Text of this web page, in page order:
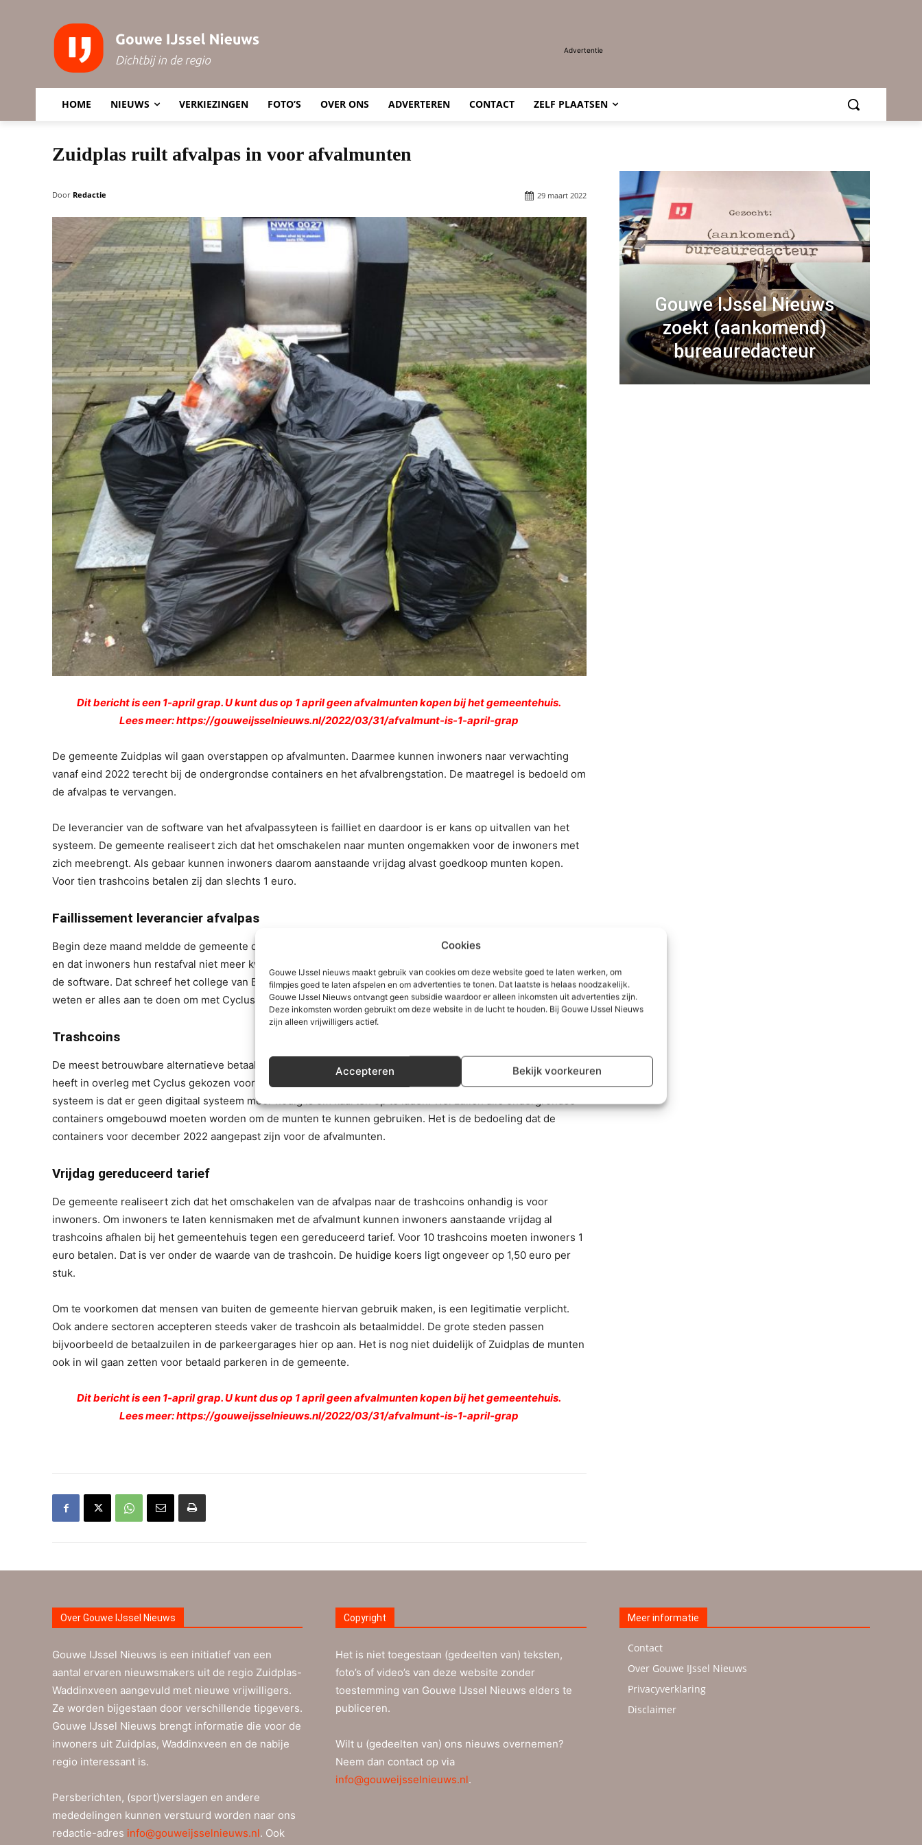
Cookies
Gouwe IJssel nieuws maakt gebruik van cookies om deze website goed te laten werken, om
filmpjes goed te laten afspelen en om advertenties te tonen. Dat laatste is helaas noodzakelijk.
Gouwe IJssel Nieuws ontvangt geen subsidie waardoor er alleen inkomsten uit advertenties zijn.
Deze inkomsten worden gebruikt om deze website in de lucht te houden. Bij Gouwe IJssel Nieuws
zijn alleen vrijwilligers actief.
Accepteren Bekijk voorkeuren
Advertentie
HOME NIEUWS VERKIEZINGEN FOTO’S OVER ONS ADVERTEREN CONTACT ZELF PLAATSEN
Zuidplas ruilt afvalpas in voor afvalmunten
Door Redactie 29 maart 2022
Dit bericht is een 1-april grap. U kunt dus op 1 april geen afvalmunten kopen bij het gemeentehuis.
Lees meer:https://gouweijsselnieuws.nl/2022/03/31/afvalmunt-is-1-april-grap
De gemeente Zuidplas wil gaan overstappen op afvalmunten. Daarmee kunnen inwoners naar verwachting
vanaf eind 2022 terecht bij de ondergrondse containers en het afvalbrengstation. De maatregel is bedoeld om
de afvalpas te vervangen.
De leverancier van de software van het afvalpassyteen is failliet en daardoor is er kans op uitvallen van het
systeem. De gemeente realiseert zich dat het omschakelen naar munten ongemakken voor de inwoners met
zich meebrengt. Als gebaar kunnen inwoners daarom aanstaande vrijdag alvast goedkoop munten kopen.
Voor tien trashcoins betalen zij dan slechts 1 euro.
Faillissement leverancier afvalpas
Begin deze maand meldde de gemeente dat de afvalcontainers in Zuidplas mogelijk afgesloten
en dat inwoners hun restafval niet meer kwijt kunnen. Dit komt door een faillissement bij de leverancier van
de software. Dat schreef het college van B&W aan de gemeenteraadin een informatienota. Het college liet
weten er alles aan te doen om met Cyclus een alternatief plan te bedenken om het niet zover te laten komen.
Trashcoins
De meest betrouwbare alternatieve betaalwijze voor het afval lijkt nu het betalen met munten. De gemeente
heeft in overleg met Cyclus gekozen voor de ‘trashcoin’ ofwel ‘afvalmunt’. Het voordeel van het trashcoins-
systeem is dat er geen digitaal systeem meer nodig is om kaarten op te laden. Wel zullen alle ondergrondse
containers omgebouwd moeten worden om de munten te kunnen gebruiken. Het is de bedoeling dat de
containers voor december 2022 aangepast zijn voor de afvalmunten.
Vrijdag gereduceerd tarief
De gemeente realiseert zich dat het omschakelen van de afvalpas naar de trashcoins onhandig is voor
inwoners. Om inwoners te laten kennismaken met de afvalmunt kunnen inwoners aanstaande vrijdag al
trashcoins afhalen bij het gemeentehuis tegen een gereduceerd tarief. Voor 10 trashcoins moeten inwoners 1
euro betalen. Dat is ver onder de waarde van de trashcoin. De huidige koers ligt ongeveer op 1,50 euro per
stuk.
Om te voorkomen dat mensen van buiten de gemeente hiervan gebruik maken, is een legitimatie verplicht.
Ook andere sectoren accepteren steeds vaker de trashcoin als betaalmiddel. De grote steden passen
bijvoorbeeld de betaalzuilen in de parkeergarages hier op aan. Het is nog niet duidelijk of Zuidplas de munten
ook in wil gaan zetten voor betaald parkeren in de gemeente.
Dit bericht is een 1-april grap. U kunt dus op 1 april geen afvalmunten kopen bij het gemeentehuis.
Lees meer:https://gouweijsselnieuws.nl/2022/03/31/afvalmunt-is-1-april-grap
Gouwe IJssel Nieuws
zoekt (aankomend)
bureauredacteur
Over Gouwe IJssel Nieuws
Gouwe IJssel Nieuws is een initiatief van een
aantal ervaren nieuwsmakers uit de regio Zuidplas-
Waddinxveen aangevuld met nieuwe vrijwilligers.
Ze worden bijgestaan door verschillende tipgevers.
Gouwe IJssel Nieuws brengt informatie die voor de
inwoners uit Zuidplas, Waddinxveen en de nabije
regio interessant is.
Persberichten, (sport)verslagen en andere
mededelingen kunnen verstuurd worden naar ons
redactie-adres info@gouweijsselnieuws.nl. Ook
Copyright
Het is niet toegestaan (gedeelten van) teksten,
foto’s of video’s van deze website zonder
toestemming van Gouwe IJssel Nieuws elders te
publiceren.
Wilt u (gedeelten van) ons nieuws overnemen?
Neem dan contact op via
info@gouweijsselnieuws.nl.
Meer informatie
Contact
Over Gouwe IJssel Nieuws
Privacyverklaring
Disclaimer